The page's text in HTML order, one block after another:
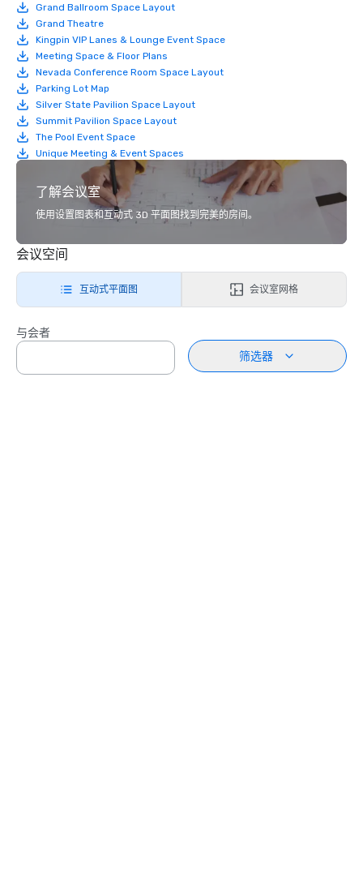
Grand Ballroom Space Layout
Grand Theatre
Kingpin VIP Lanes & Lounge Event Space
Meeting Space & Floor Plans
Nevada Conference Room Space Layout
Parking Lot Map
Silver State Pavilion Space Layout
Summit Pavilion Space Layout
The Pool Event Space
Unique Meeting & Event Spaces
了解会议室
使用设置图表和互动式 3D 平面图找到完美的房间。
会议空间
互动式平面图 会议室网格
与会者
筛选器